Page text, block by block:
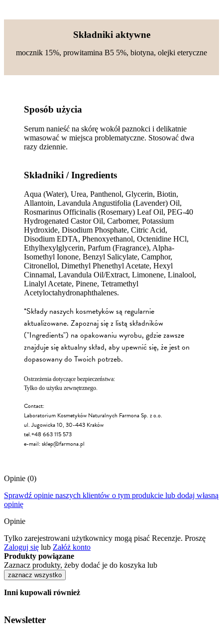
Składniki aktywne
mocznik 15%, prowitamina B5 5%, biotyna, olejki eteryczne
Sposób użycia
Serum nanieść na skórę wokół paznokci i delikatnie
wmasować w miejsca problematyczne. Stosować dwa
razy dziennie.
Składniki / Ingredients
Aqua (Water), Urea, Panthenol, Glycerin, Biotin,
Allantoin, Lavandula Angustifolia (Lavender) Oil,
Rosmarinus Officinalis (Rosemary) Leaf Oil, PEG-40
Hydrogenated Castor Oil, Carbomer, Potassium
Hydroxide, Disodium Phosphate, Citric Acid,
Disodium EDTA, Phenoxyethanol, Octenidine HCl,
Ethylhexylglycerin, Parfum (Fragrance), Alpha-
Isomethyl Ionone, Benzyl Salicylate, Camphor,
Citronellol, Dimethyl Phenethyl Acetate, Hexyl
Cinnamal, Lavandula Oil/Extract, Limonene, Linalool,
Linalyl Acetate, Pinene, Tetramethyl
Acetyloctahydronaphthalenes.
*Składy naszych kosmetyków są regularnie
aktualizowane. Zapoznaj się z listą składników
("Ingredients") na opakowaniu wyrobu, gdzie zawsze
znajduje się aktualny skład, aby upewnić się, że jest on
dopasowany do Twoich potrzeb.
Ostrzeżenia dotyczące bezpieczeństwa:
Tylko do użytku zewnętrznego.
Contact:
Laboratorium Kosmetyków Naturalnych Farmona Sp. z o.o.
ul. Jugowicka 10, 30-443 Kraków
tel.+48 663 115 573
e-mail: sklep@farmona.pl
Opinie (0)
Sprawdź opinie naszych klientów o tym produkcie lub dodaj własną
opinię
Opinie
Tylko zarejestrowani użytkownicy mogą pisać Recenzje. Proszę
Zaloguj się lub Załóż konto
Produkty powiązane
Zaznacz produkty, żeby dodać je do koszyka lub
zaznacz wszystko
Inni kupowali również
Newsletter